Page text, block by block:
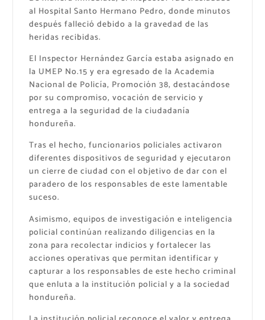
al Hospital Santo Hermano Pedro, donde minutos
después falleció debido a la gravedad de las
heridas recibidas.
El Inspector Hernández García estaba asignado en
la UMEP No.15 y era egresado de la Academia
Nacional de Policía, Promoción 38, destacándose
por su compromiso, vocación de servicio y
entrega a la seguridad de la ciudadanía
hondureña.
Tras el hecho, funcionarios policiales activaron
diferentes dispositivos de seguridad y ejecutaron
un cierre de ciudad con el objetivo de dar con el
paradero de los responsables de este lamentable
suceso.
Asimismo, equipos de investigación e inteligencia
policial continúan realizando diligencias en la
zona para recolectar indicios y fortalecer las
acciones operativas que permitan identificar y
capturar a los responsables de este hecho criminal
que enluta a la institución policial y a la sociedad
hondureña.